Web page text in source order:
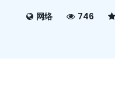
网络 746